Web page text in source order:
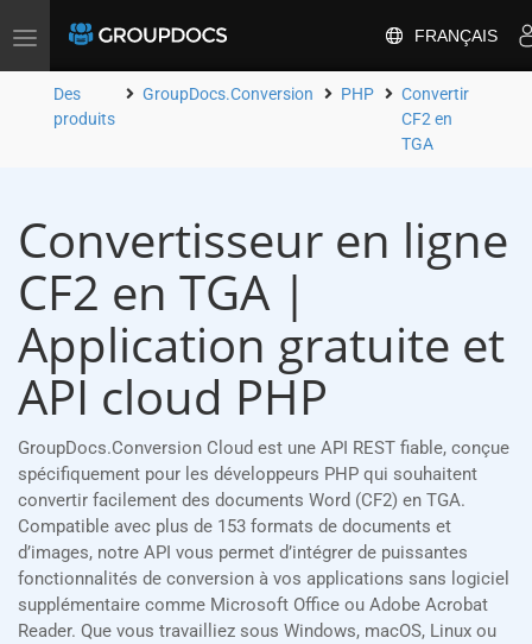
Toggle
FRANÇAIS
Des
produits
GroupDocs.Conversion PHP
Convertir
CF2 en
TGA
Convertisseur en ligne
CF2 en TGA |
Application gratuite et
API cloud PHP
GroupDocs.Conversion Cloud est une API REST fiable, conçue
spécifiquement pour les développeurs PHP qui souhaitent
convertir facilement des documents Word (CF2) en TGA.
Compatible avec plus de 153 formats de documents et
d’images, notre API vous permet d’intégrer de puissantes
fonctionnalités de conversion à vos applications sans logiciel
supplémentaire comme Microsoft Office ou Adobe Acrobat
Reader. Que vous travailliez sous Windows, macOS, Linux ou